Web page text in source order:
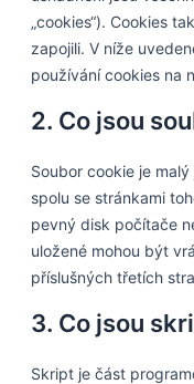
„cookies“). Cookies
zapojili. V níže
používání cookies na
2. Co jsou
Soubor cookie je
spolu se stránkami
pevný disk počítače
uložené mohou být
příslušných třetích
3. Co jsou
Skript je část